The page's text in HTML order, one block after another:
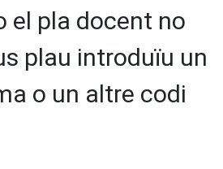
el pla docent no
plau introduïu un
o un altre codi